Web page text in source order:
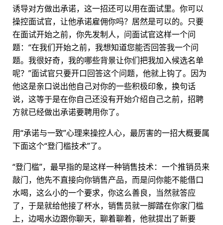
诱导对方做出承诺，这一招还可以用在面试里。你可以
操控面试官，让他承诺雇佣你吗？居然是可以的。只要
在面试开始之前，你先发制人，问面试官这样一个问
题：“在我们开始之前，我想知道您能否回答我一个问
题。我很好奇，我的哪些背景让你们把我加入候选名单
呢？”面试官只要开口回答这个问题，他就上钩了。因为
他这是亲口说出他自己对你的一些积极印象，换句话
说，这等于是在你自己还没有开始介绍自己之前，招聘
方就已经做出承诺要聘用你了。
用“承诺与一致”心理来操控人心，最厉害的一招大概要属
下面这个“登门槛技术”了。
“登门槛”，最早指的是这样一种销售技术：一个推销员来
敲门，他先不直接向你销售产品，而是问你能不能借口
水喝，这么小的一个要求，你这么善良，当然就答应
了，于是就给他接了杯水，销售员就一脚踏在你家门槛
上，边喝水边跟你聊天，聊着聊着，他就提出了新要